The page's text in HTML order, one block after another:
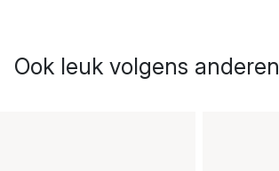
Ook leuk volgens anderen